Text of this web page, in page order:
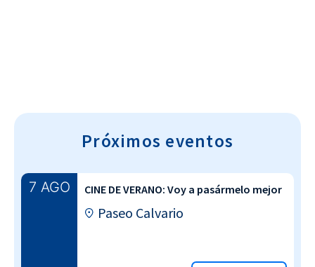
Próximos eventos
7 AGO CINE DE VERANO: Voy a pasármelo mejor
Paseo Calvario